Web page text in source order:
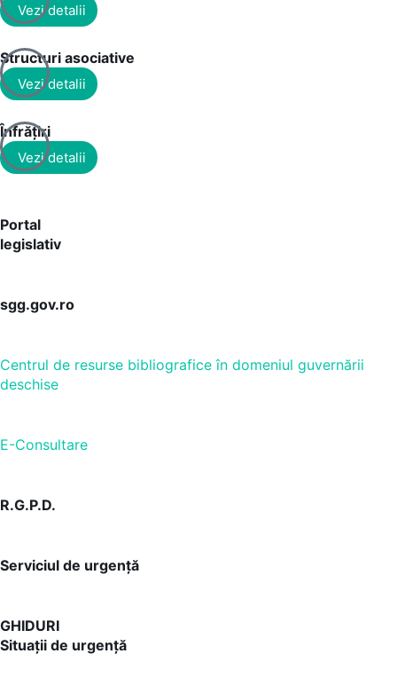
Vezi detalii
Structuri asociative
Vezi detalii
Înfrățiri
Vezi detalii
Portal
legislativ
sgg.gov.ro
Centrul de resurse bibliografice în domeniul guvernării
deschise
E-Consultare
R.G.P.D.
Serviciul de urgență
GHIDURI
Situații de urgență